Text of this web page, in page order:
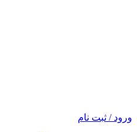
ورود / ثبت نام